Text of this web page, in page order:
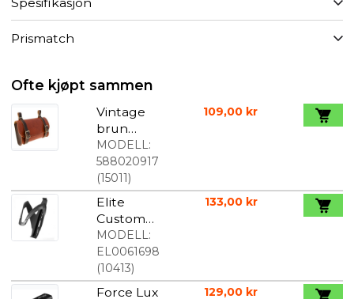
Prismatch
Ofte kjøpt sammen
Vintage
brun
seteveske
MODELL:
588020917
(15011)
109,00 kr
Elite
Custom
Race
Flaskehold
er svart
MODELL:
EL0061698
(10413)
133,00 kr
Force Lux 129,00 kr